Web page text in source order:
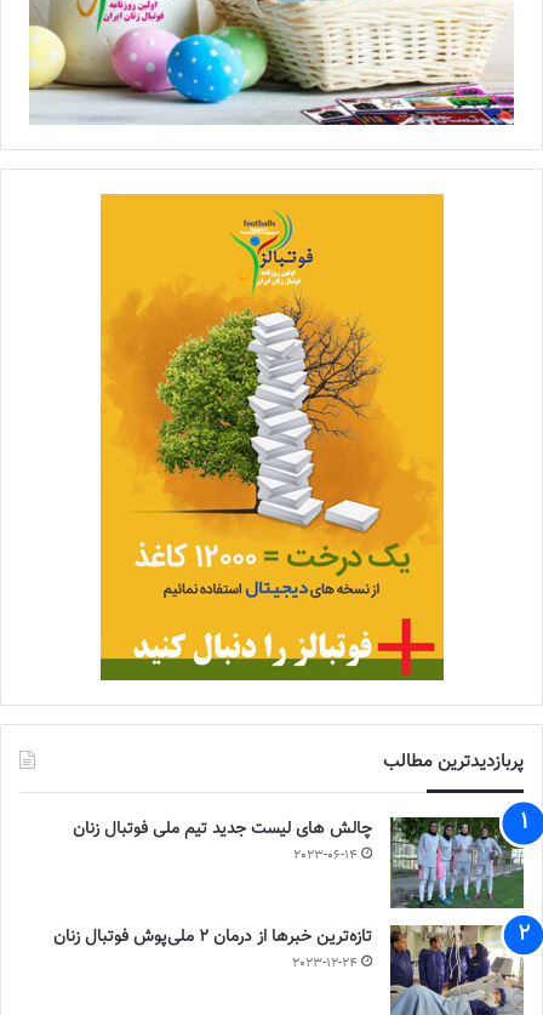
پربازدیدترین مطالب
چالش هاى ليست جدید تيم ملى فوتبال زنان
2023-06-14
تازه‌ترین خبرها از درمان ۲ ملی‌پوش فوتبال زنان
2023-12-24